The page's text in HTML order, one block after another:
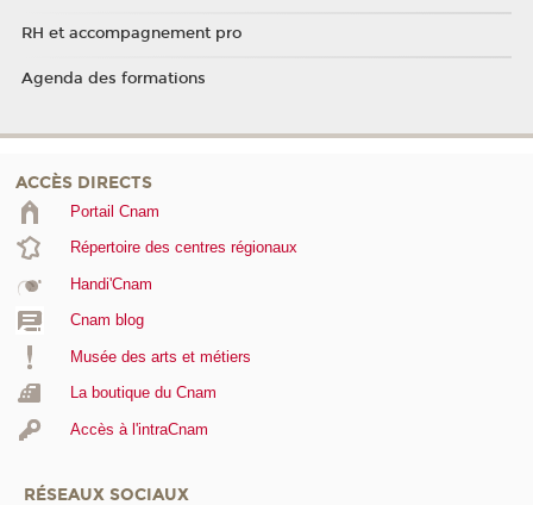
RH et accompagnement pro
Agenda des formations
ACCÈS DIRECTS
Portail Cnam
Répertoire des centres régionaux
Handi'Cnam
Cnam blog
Musée des arts et métiers
La boutique du Cnam
Accès à l'intraCnam
RÉSEAUX SOCIAUX